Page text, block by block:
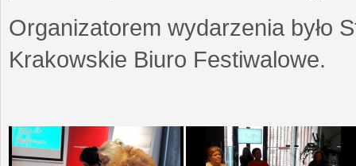
Organizatorem wydarzenia było
Krakowskie Biuro Festiwalowe.